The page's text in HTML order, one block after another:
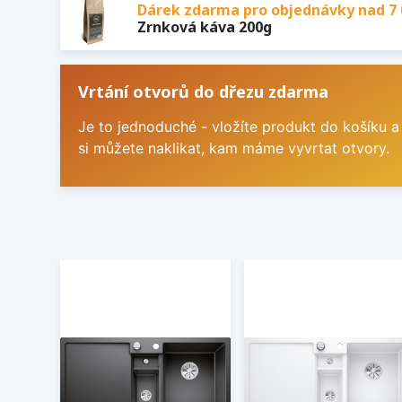
Dárek zdarma pro objednávky nad 7
Zrnková káva 200g
Vrtání otvorů do dřezu zdarma
Je to jednoduché - vložíte produkt do košíku
si můžete naklikat, kam máme vyvrtat otvory.